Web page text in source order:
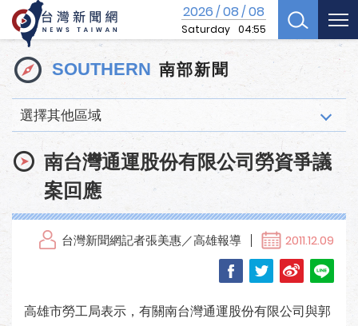
2026/08/08
Saturday 04:55
SOUTHERN 南部新聞
選擇其他區域
南台灣通運股份有限公司勞資爭議
案回應
台灣新聞網記者張美惠／高雄報導 2011.12.09
高雄市勞工局表示，有關南台灣通運股份有限公司與郭